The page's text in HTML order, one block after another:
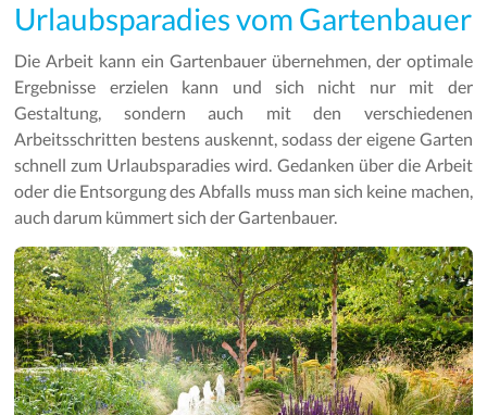
Urlaubsparadies vom Gartenbauer
Die Arbeit kann ein Gartenbauer übernehmen, der optimale
Ergebnisse erzielen kann und sich nicht nur mit der
Gestaltung, sondern auch mit den verschiedenen
Arbeitsschritten bestens auskennt, sodass der eigene Garten
schnell zum Urlaubsparadies wird. Gedanken über die Arbeit
oder die Entsorgung des Abfalls muss man sich keine machen,
auch darum kümmert sich der Gartenbauer.